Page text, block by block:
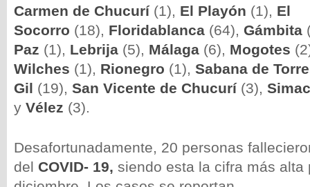
Carmen de Chucurí (1), El Playón (1), El
Socorro (18), Floridablanca (64), Gámbita
Paz (1), Lebrija (5), Málaga (6), Mogotes
Wilches (1), Rionegro (1), Sabana de
Gil (19), San Vicente de Chucurí (3),
y Vélez (3).
Desafortunadamente, 20 personas
del COVID- 19, siendo esta la cifra más alta